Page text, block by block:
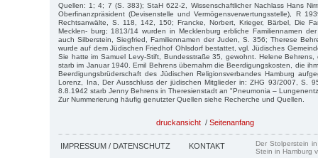
Quellen: 1; 4; 7 (S. 383); StaH 622-2, Wissenschaftlicher Nachlass Hans
Ober­finanzpräsident (Devisenstelle und Vermögensverwertungsstelle), R
Rechtsanwälte, S. 118, 142, 150; Francke, Norbert, Krieger, Bärbel, Die
Mecklen- burg; 1813/14 wurden in Mecklenburg erbliche Familiennamen
auch Silberstein, Siegfried, Familiennamen der Juden, S. 356; Therese
wurde auf dem Jüdischen Friedhof Ohlsdorf bestattet, vgl. Jüdisches
Sie hatte im Samuel Levy-Stift, Bundesstraße 35, gewohnt. Helene
starb im Januar 1940. Emil Behrens übernahm die Beerdigungskosten, die
Beerdigungsbrüderschaft des Jüdischen Religionsverbandes Hamburg
Lorenz, Ina, Der Ausschluss der jüdischen Mitglieder in: ZHG 93/2007, S.
8.8.1942 starb Jenny Behrens in Theresienstadt an "Pneumonia –
Zur Nummerierung häufig genutzter Quellen siehe Recherche und Quellen.
druckansicht / Seitenanfang
IMPRESSUM / DATENSCHUTZ KONTAKT
Der Stolperstein
Stein in Hamburg